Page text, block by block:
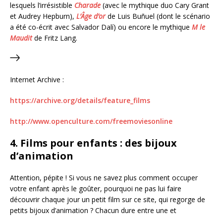
lesquels l’irrésistible Charade (avec le mythique duo Cary Grant
et Audrey Hepburn), L’Âge d’or de Luis Buñuel (dont le scénario
a été co-écrit avec Salvador Dalí) ou encore le mythique M le
Maudit de Fritz Lang.
Internet Archive :
https://archive.org/details/feature_films
http://www.openculture.com/freemoviesonline
4. Films pour enfants : des bijoux
d’animation
Attention, pépite ! Si vous ne savez plus comment occuper
votre enfant après le goûter, pourquoi ne pas lui faire
découvrir chaque jour un petit film sur ce site, qui regorge de
petits bijoux d’animation ? Chacun dure entre une et